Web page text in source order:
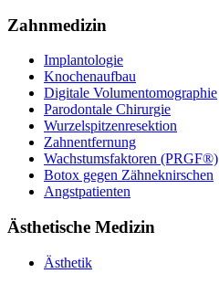
Zahnmedizin
Implantologie
Knochenaufbau
Digitale Volumentomographie
Parodontale Chirurgie
Wurzelspitzenresektion
Zahnentfernung
Wachstumsfaktoren (PRGF®)
Botox gegen Zähneknirschen
Angstpatienten
Ästhetische Medizin
Ästhetik